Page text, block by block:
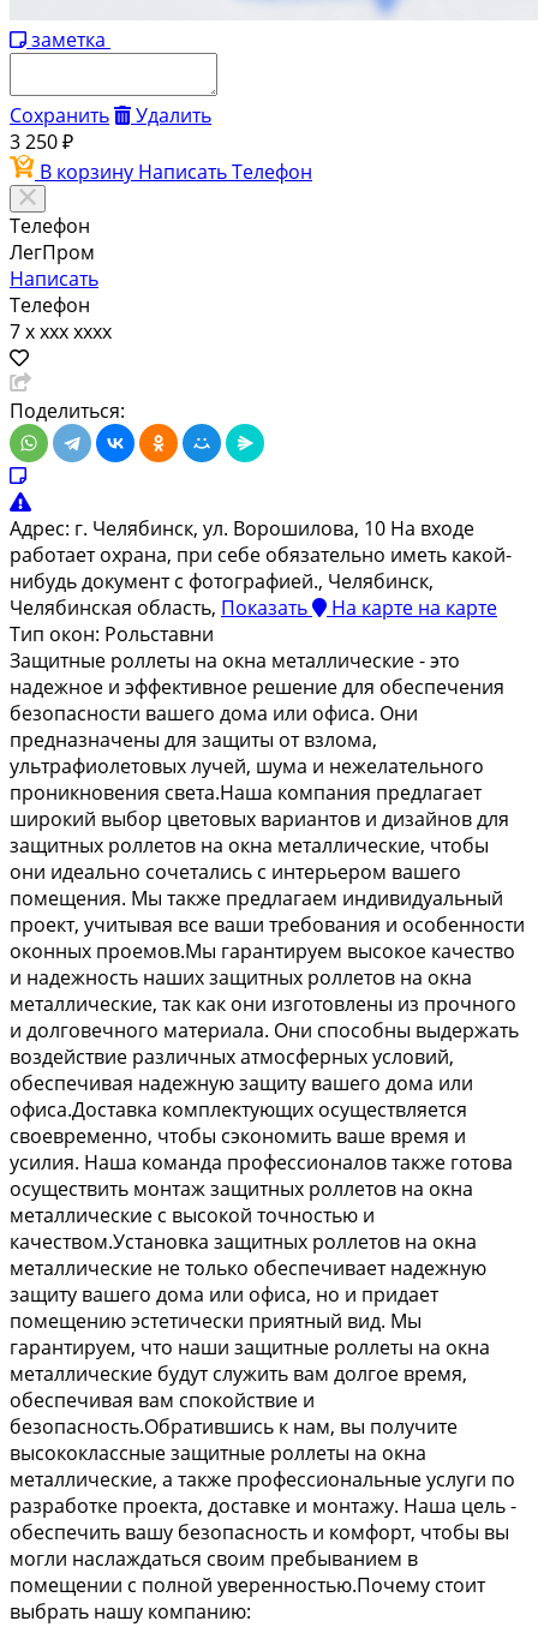
заметка
Сохранить
Удалить
3 250 ₽
В корзину НаписатьТелефон
Телефон
ЛегПром
Написать
Телефон
7 x xxx xxxx
Поделиться:
Адрес: г. Челябинск, ул. Ворошилова, 10 На входе
работает охрана, при себе обязательно иметь какой-
нибудь документ с фотографией., Челябинск,
Челябинская область, Показать На карте на карте
Тип окон: Рольставни
Защитные роллеты на окна металлические - это
надежное и эффективное решение для обеспечения
безопасности вашего дома или офиса. Они
предназначены для защиты от взлома,
ультрафиолетовых лучей, шума и нежелательного
проникновения света.Наша компания предлагает
широкий выбор цветовых вариантов и дизайнов для
защитных роллетов на окна металлические, чтобы
они идеально сочетались с интерьером вашего
помещения. Мы также предлагаем индивидуальный
проект, учитывая все ваши требования и особенности
оконных проемов.Мы гарантируем высокое качество
и надежность наших защитных роллетов на окна
металлические, так как они изготовлены из прочного
и долговечного материала. Они способны выдержать
воздействие различных атмосферных условий,
обеспечивая надежную защиту вашего дома или
офиса.Доставка комплектующих осуществляется
своевременно, чтобы сэкономить ваше время и
усилия. Наша команда профессионалов также готова
осуществить монтаж защитных роллетов на окна
металлические с высокой точностью и
качеством.Установка защитных роллетов на окна
металлические не только обеспечивает надежную
защиту вашего дома или офиса, но и придает
помещению эстетически приятный вид. Мы
гарантируем, что наши защитные роллеты на окна
металлические будут служить вам долгое время,
обеспечивая вам спокойствие и
безопасность.Обратившись к нам, вы получите
высококлассные защитные роллеты на окна
металлические, а также профессиональные услуги по
разработке проекта, доставке и монтажу. Наша цель -
обеспечить вашу безопасность и комфорт, чтобы вы
могли наслаждаться своим пребыванием в
помещении с полной уверенностью.Почему стоит
выбрать нашу компанию: